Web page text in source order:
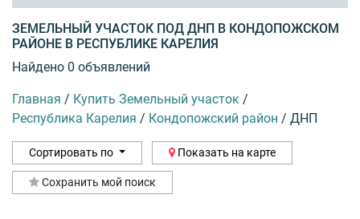
ЗЕМЕЛЬНЫЙ УЧАСТОК ПОД ДНП В КОНДОПОЖСКОМ
РАЙОНЕ В РЕСПУБЛИКЕ КАРЕЛИЯ
Найдено 0 объявлений
Главная / Купить Земельный участок /
Республика Карелия / Кондопожский район / ДНП
Сортировать по Показать на карте
Сохранить мой поиск